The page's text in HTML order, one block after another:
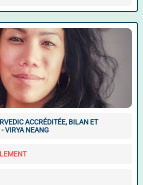
ACCRÉDITÉE, BILAN ET
VIRYA NEANG